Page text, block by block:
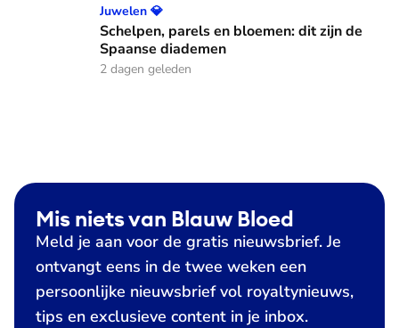
Schelpen, parels en bloemen: dit zijn de Spaanse diademen
Juwelen 💎
Schelpen, parels en bloemen: dit zijn de
Spaanse diademen
2 dagen geleden
Mis niets van Blauw Bloed
Meld je aan voor de gratis nieuwsbrief. Je
ontvangt eens in de twee weken een
persoonlijke nieuwsbrief vol royaltynieuws,
tips en exclusieve content in je inbox.